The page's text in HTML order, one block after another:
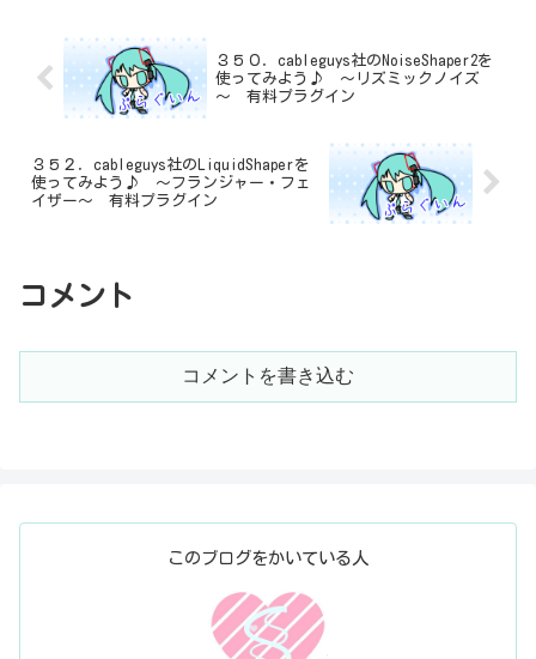
３５０．cableguys社のNoiseShaper2を
使ってみよう♪ ～リズミックノイズ
～ 有料プラグイン
３５２．cableguys社のLiquidShaperを
使ってみよう♪ ～フランジャー・フェ
イザー～ 有料プラグイン
コメント
コメントを書き込む
このブログをかいている人